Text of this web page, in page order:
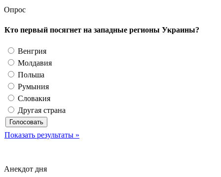
Опрос
Кто первый посягнет на западные регионы Украины?
Венгрия
Молдавия
Польша
Румыния
Словакия
Другая страна
Показать результаты »
Анекдот дня